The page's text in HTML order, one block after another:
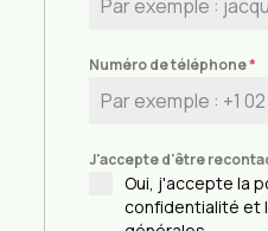
Numéro de téléphone*
J'accepte d'être
Oui, j'accepte la
confidentialité et